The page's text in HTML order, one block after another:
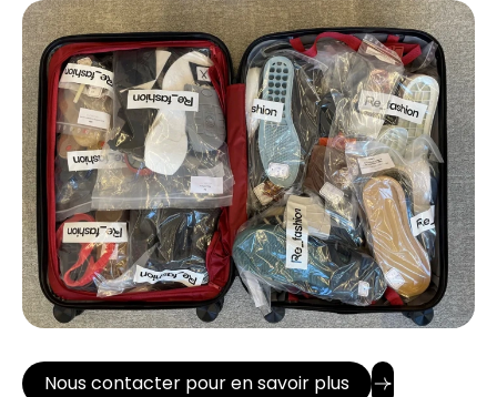
Nous contacter pour en savoir plus